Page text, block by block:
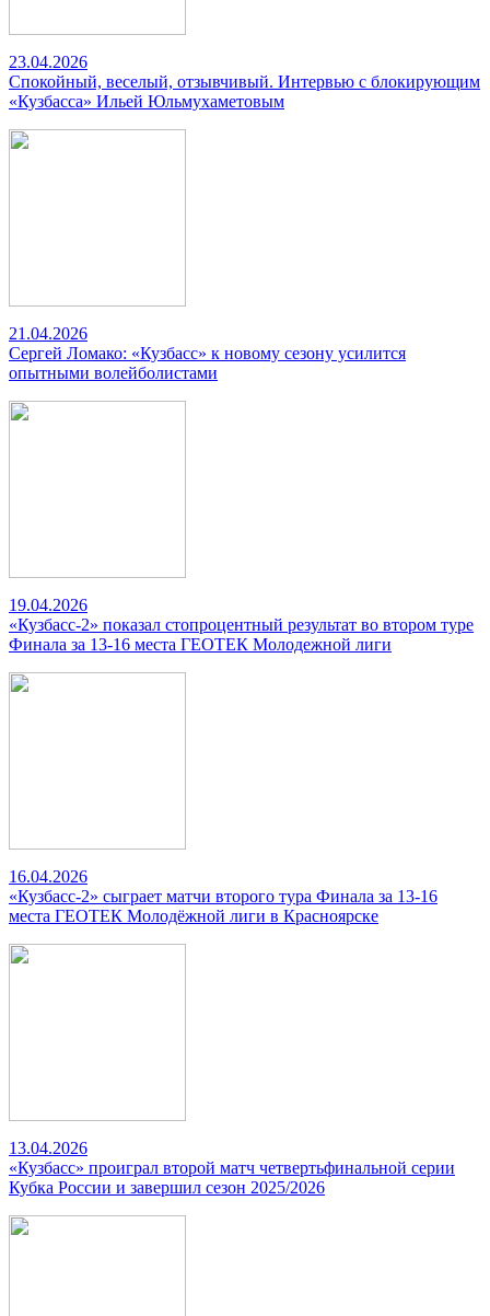
23.04.2026
Спокойный, веселый, отзывчивый. Интервью с блокирующим
«Кузбасса» Ильей Юльмухаметовым
21.04.2026
Сергей Ломако: «Кузбасс» к новому сезону усилится
опытными волейболистами
19.04.2026
«Кузбасс-2» показал стопроцентный результат во втором туре
Финала за 13-16 места ГЕОТЕК Молодежной лиги
16.04.2026
«Кузбасс-2» сыграет матчи второго тура Финала за 13-16
места ГЕОТЕК Молодёжной лиги в Красноярске
13.04.2026
«Кузбасс» проиграл второй матч четвертьфинальной серии
Кубка России и завершил сезон 2025/2026